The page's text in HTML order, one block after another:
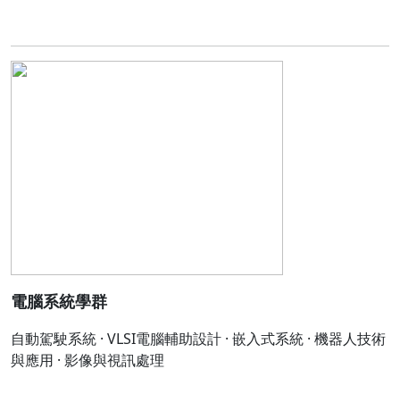
電腦系統學群
自動駕駛系統 · VLSI電腦輔助設計 · 嵌入式系統 · 機器人技術
與應用 · 影像與視訊處理